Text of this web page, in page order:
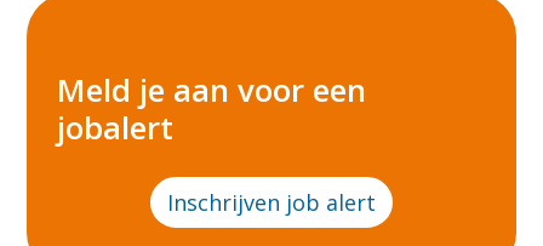
Meld je aan voor een
jobalert
Inschrijven job alert